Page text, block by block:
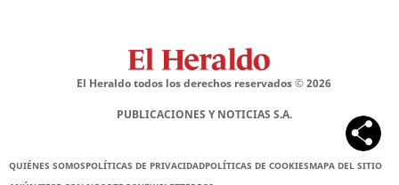
El Heraldo todos los derechos reservados ©2026
PUBLICACIONES Y NOTICIAS S.A.
QUIÉNES SOMOSPOLÍTICAS DE PRIVACIDADPOLÍTICAS DE COOKIESMAPA DEL SITIO